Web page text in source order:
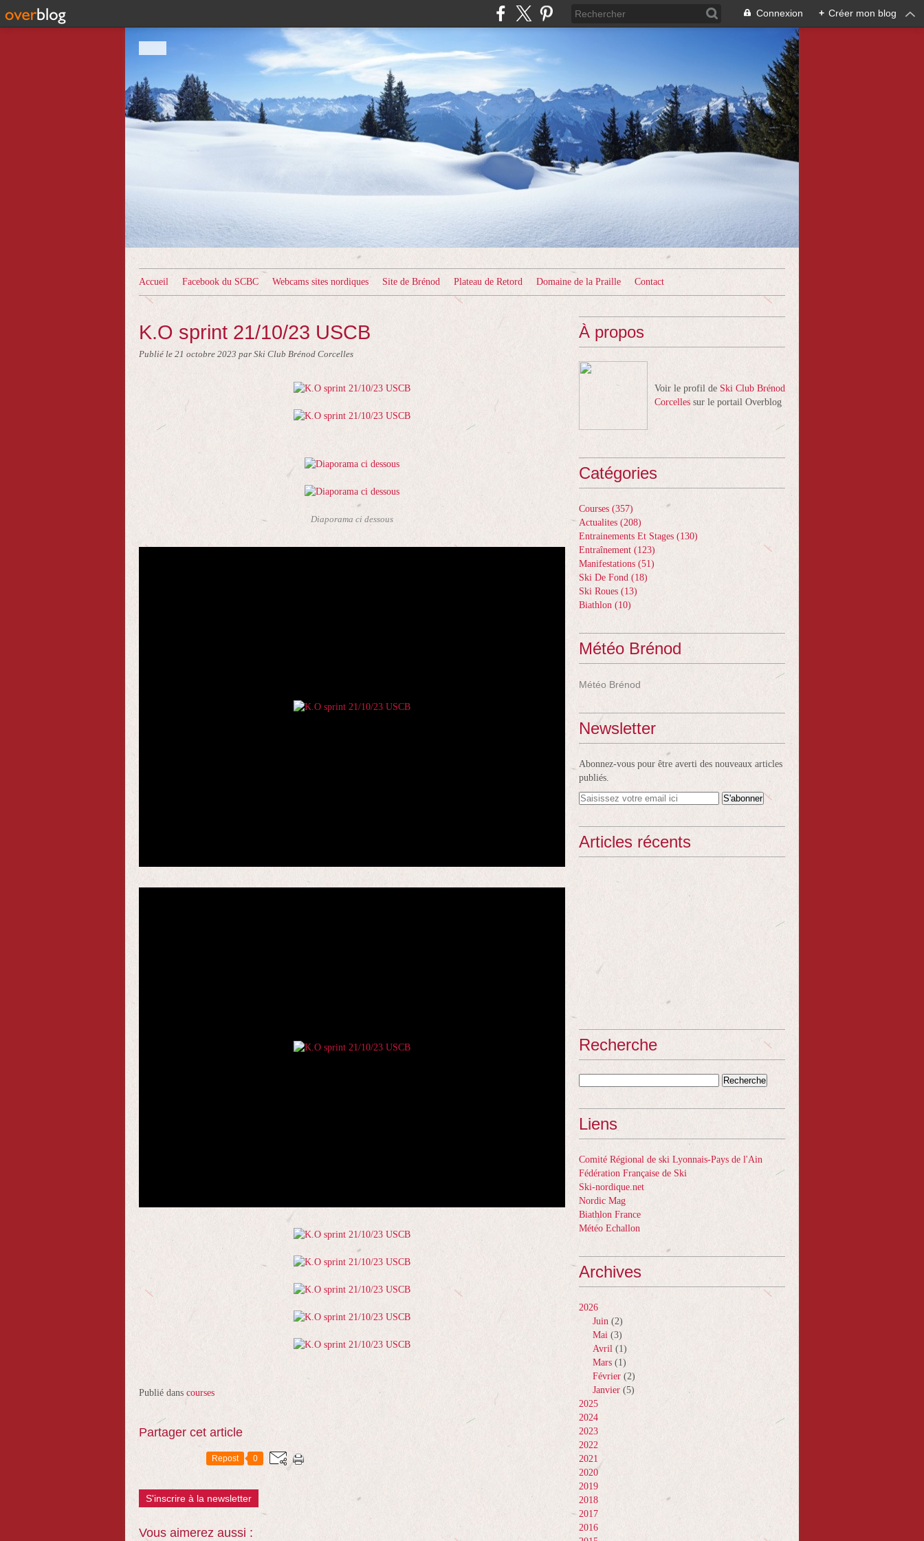
Connexion + Créer mon blog
Accueil Facebook du SCBC Webcams sites nordiques Site de Brénod Plateau de Retord Domaine de la Praille Contact
K.O sprint 21/10/23 USCB
Publié le 21 octobre 2023 par Ski Club Brénod Corcelles
Diaporama ci dessous
Publié dans courses
Partager cet article
Repost 0
S'inscrire à la newsletter
Vous aimerez aussi :
À propos
Voir le profil de Ski Club Brénod
Corcelles sur le portail Overblog
Catégories
Courses (357)
Actualites (208)
Entrainements Et Stages (130)
Entraînement (123)
Manifestations (51)
Ski De Fond (18)
Ski Roues (13)
Biathlon (10)
Météo Brénod
Météo Brénod
Newsletter
Abonnez-vous pour être averti des nouveaux articles
publiés.
Articles récents
Recherche
Liens
Comité Régional de ski Lyonnais-Pays de l'Ain
Fédération Française de Ski
Ski-nordique.net
Nordic Mag
Biathlon France
Météo Echallon
Archives
2026
Juin (2)
Mai (3)
Avril (1)
Mars (1)
Février (2)
Janvier (5)
2025
2024
2023
2022
2021
2020
2019
2018
2017
2016